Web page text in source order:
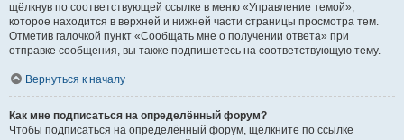
щёлкнув по соответствующей ссылке в меню «Управление темой»,
которое находится в верхней и нижней части страницы просмотра тем.
Отметив галочкой пункт «Сообщать мне о получении ответа» при
отправке сообщения, вы также подпишетесь на соответствующую тему.
Вернуться к началу
Как мне подписаться на определённый форум?
Чтобы подписаться на определённый форум, щёлкните по ссылке